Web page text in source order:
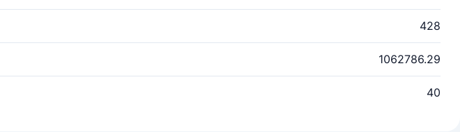
428
1062786.29
40